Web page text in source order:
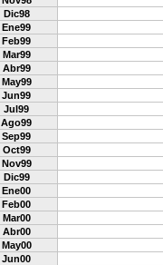
Dic98
Ene99
Feb99
Mar99
Abr99
May99
Jun99
Jul99
Ago99
Sep99
Oct99
Nov99
Dic99
Ene00
Feb00
Mar00
Abr00
May00
Jun00